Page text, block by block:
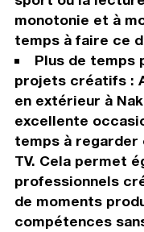
monotonie et à
temps à faire ce
Plus de temps
projets créatifs :
en extérieur à
excellente
temps à regarder
TV. Cela permet
professionnels
de moments
compétences